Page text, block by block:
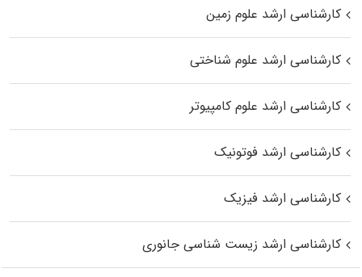
کارشناسی ارشد علوم زمین
کارشناسی ارشد علوم شناختی
کارشناسی ارشد علوم کامپیوتر
کارشناسی ارشد فوتونیک
کارشناسی ارشد فیزیک
کارشناسی ارشد زیست‌ شناسی جانوری